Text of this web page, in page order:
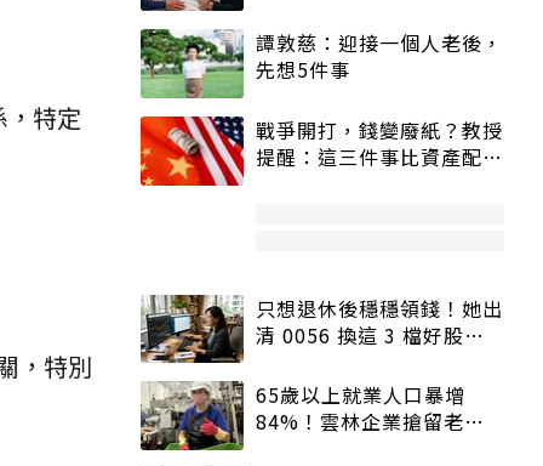
，特定
，特別
譚敦慈：迎接一個人老後，
先想5件事
戰爭開打，錢變廢紙？教授
提醒：這三件事比資產配置
只想退休後穩穩領錢！她出
清 0056 換這 3 檔好股：
65歲以上就業人口暴增
84%！雲林企業搶留老員